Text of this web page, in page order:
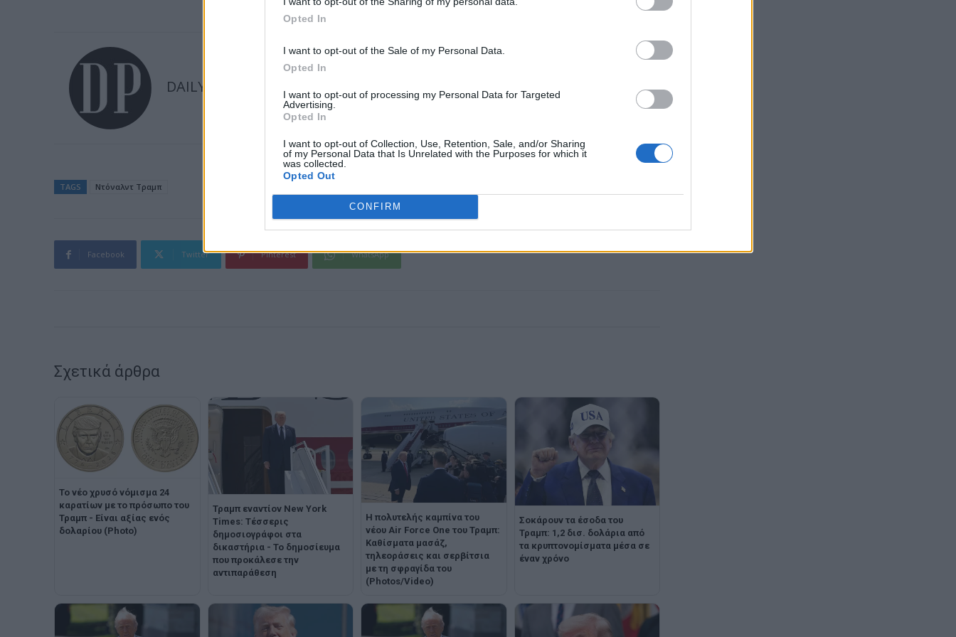
Opted In
I want to opt-out of the Sale of my Personal Data.
Opted In
I want to opt-out of processing my Personal Data for Targeted
Advertising.
Opted In
I want to opt-out of Collection, Use, Retention, Sale, and/or Sharing
of my Personal Data that Is Unrelated with the Purposes for which it
was collected.
Opted Out
CONFIRM
DAILYPOST
TAGS Ντόναλντ Τραμπ
Facebook Twitter Pinterest WhatsApp
Σχετικά άρθρα
Το νέο χρυσό νόμισμα 24
καρατίων με το πρόσωπο του
Τραμπ - Είναι αξίας ενός
δολαρίου (Photo)
Τραμπ εναντίον New York
Times: Τέσσερις
δημοσιογράφοι στα
δικαστήρια - Το δημοσίευμα
που προκάλεσε την
αντιπαράθεση
Η πολυτελής καμπίνα του
νέου Air Force One του Τραμπ:
Καθίσματα μασάζ,
τηλεοράσεις και σερβίτσια
με τη σφραγίδα του
(Photos/Video)
Σοκάρουν τα έσοδα του
Τραμπ: 1,2 δισ. δολάρια από
τα κρυπτονομίσματα μέσα σε
έναν χρόνο